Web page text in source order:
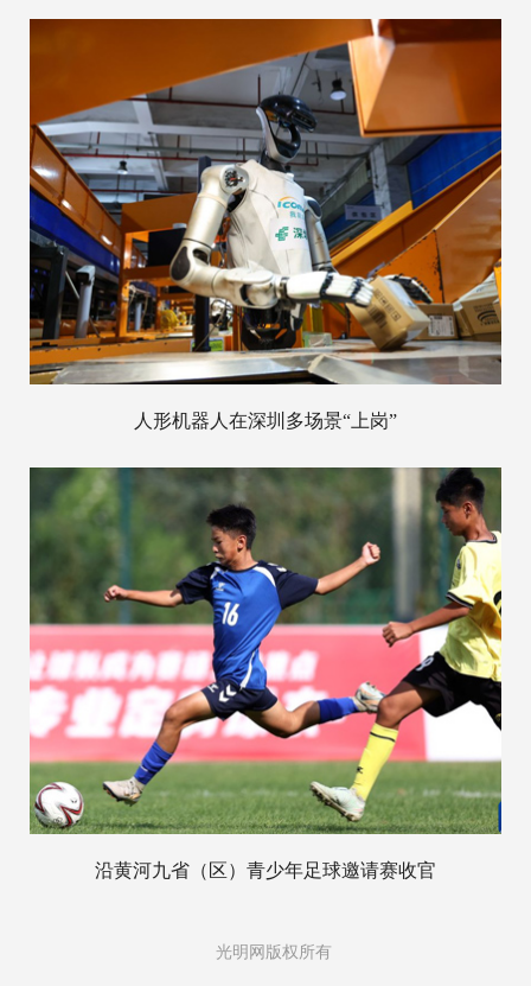
人形机器人在深圳多场景“上岗”
沿黄河九省（区）青少年足球邀请赛收官
光明网版权所有